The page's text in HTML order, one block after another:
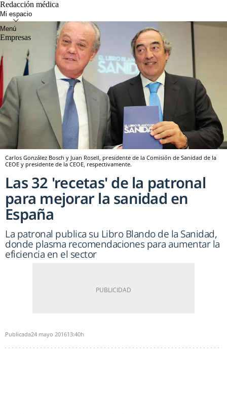
Redacción médica
Empresas
Carlos González Bosch y Juan Rosell, presidente de la Comisión de Sanidad de la
CEOE y presidente de la CEOE, respectivamente.
Las 32 'recetas' de la patronal
para mejorar la sanidad en
España
La patronal publica su Libro Blando de la Sanidad,
donde plasma recomendaciones para aumentar la
eficiencia en el sector
Publicada24 mayo 201613:40h